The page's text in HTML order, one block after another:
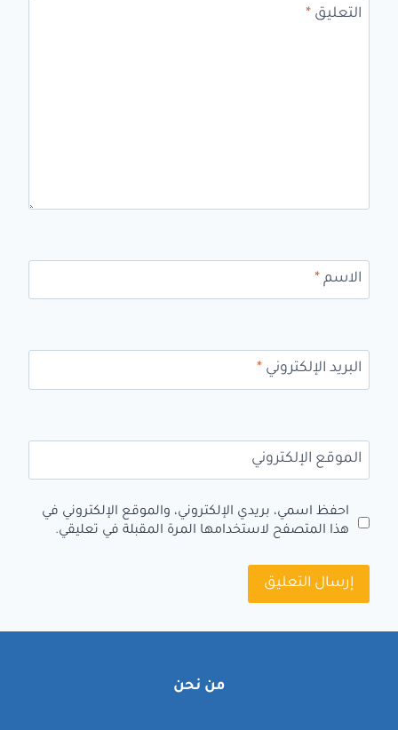
التعليق *
الاسم *
البريد الإلكتروني *
الموقع الإلكتروني
احفظ اسمي، بريدي الإلكتروني، والموقع الإلكتروني في
هذا المتصفح لاستخدامها المرة المقبلة في تعليقي.
من نحن